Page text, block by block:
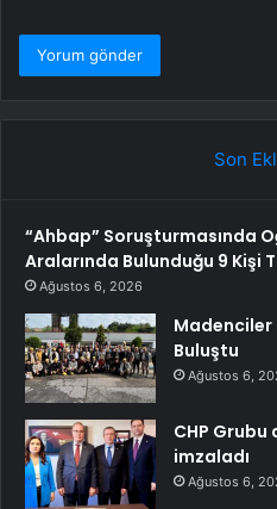
Son
“Ahbap” Soruşturmasında
Aralarında Bulunduğu 9 Kişi
Ağustos 6, 2026
Madenciler
Buluştu
Ağustos 6,
CHP
imzaladı
Ağustos 6,